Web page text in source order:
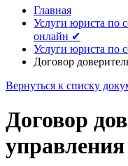
Главная
Услуги юриста по
онлайн ✔
Услуги юриста по
Договор
Вернуться к списку
Договор